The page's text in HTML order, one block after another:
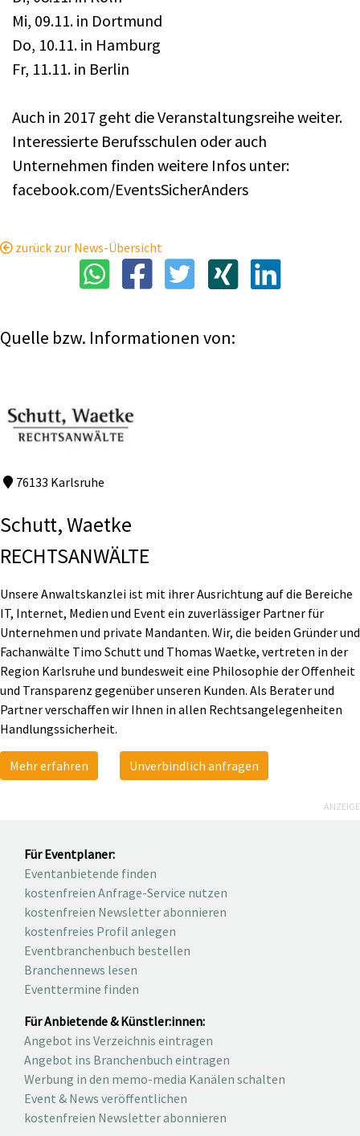
Mi, 09.11. in Dortmund
Do, 10.11. in Hamburg
Fr, 11.11. in Berlin
Auch in 2017 geht die Veranstaltungsreihe weiter.
Interessierte Berufsschulen oder auch
Unternehmen finden weitere Infos unter:
facebook.com/EventsSicherAnders
zurück zur News-Übersicht
Quelle bzw. Informationen von:
76133 Karlsruhe
Schutt, Waetke
RECHTSANWÄLTE
Unsere Anwaltskanzlei ist mit ihrer Ausrichtung auf die Bereiche
IT, Internet, Medien und Event ein zuverlässiger Partner für
Unternehmen und private Mandanten. Wir, die beiden Gründer und
Fachanwälte Timo Schutt und Thomas Waetke, vertreten in der
Region Karlsruhe und bundesweit eine Philosophie der Offenheit
und Transparenz gegenüber unseren Kunden. Als Berater und
Partner verschaffen wir Ihnen in allen Rechtsangelegenheiten
Handlungssicherheit.
Mehr erfahren Unverbindlich anfragen
ANZEIGE
Für Eventplaner:
Eventanbietende finden
kostenfreien Anfrage-Service nutzen
kostenfreien Newsletter abonnieren
kostenfreies Profil anlegen
Eventbranchenbuch bestellen
Branchennews lesen
Eventtermine finden
Für Anbietende & Künstler:innen:
Angebot ins Verzeichnis eintragen
Angebot ins Branchenbuch eintragen
Werbung in den memo-media Kanälen schalten
Event & News veröffentlichen
kostenfreien Newsletter abonnieren